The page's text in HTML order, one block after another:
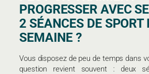
PROGRESSER AVEC
2 SÉANCES DE SPORT
SEMAINE ?
Vous disposez de peu de temps dans
question revient souvent : deux